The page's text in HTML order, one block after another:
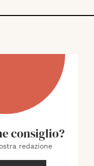
consiglio?
redazione